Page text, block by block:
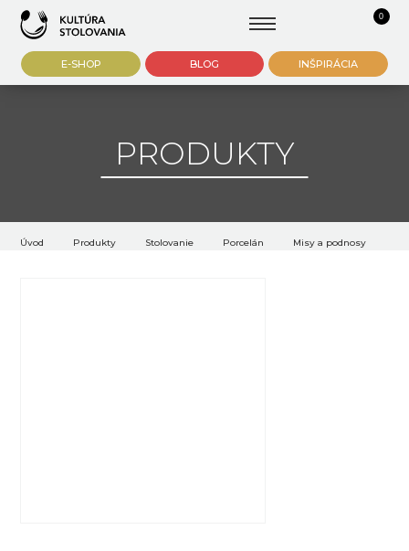
0
E-SHOP BLOG INŠPIRÁCIA
PRODUKTY
Úvod Produkty Stolovanie Porcelán Misy a podnosy